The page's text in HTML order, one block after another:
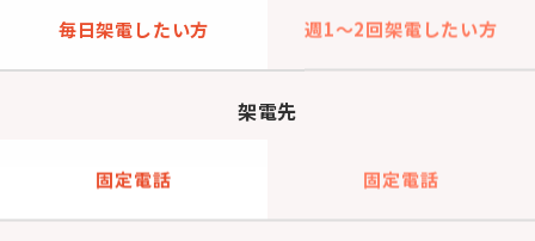
毎日架電したい方 週1～2回架電したい方
架電先
固定電話 固定電話